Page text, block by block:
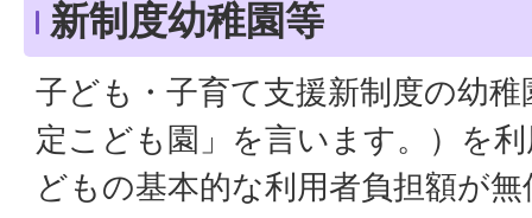
新制度幼稚園等
子ども・子育て支援新制度の幼
定こども園」を言います。）を
どもの基本的な利用者負担額が